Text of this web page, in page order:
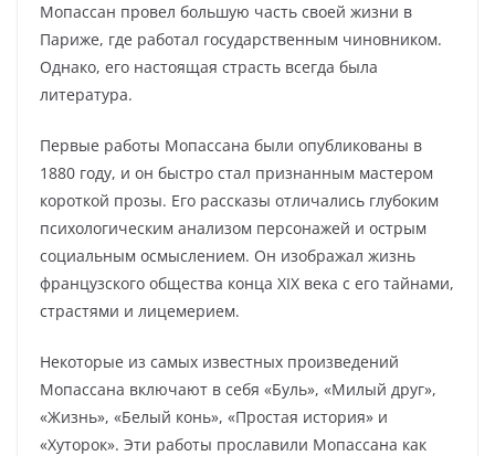
Мопассан провел большую часть своей жизни в
Париже, где работал государственным чиновником.
Однако, его настоящая страсть всегда была
литература.
Первые работы Мопассана были опубликованы в
1880 году, и он быстро стал признанным мастером
короткой прозы. Его рассказы отличались глубоким
психологическим анализом персонажей и острым
социальным осмыслением. Он изображал жизнь
французского общества конца XIX века с его тайнами,
страстями и лицемерием.
Некоторые из самых известных произведений
Мопассана включают в себя «Буль», «Милый друг»,
«Жизнь», «Белый конь», «Простая история» и
«Хуторок». Эти работы прославили Мопассана как